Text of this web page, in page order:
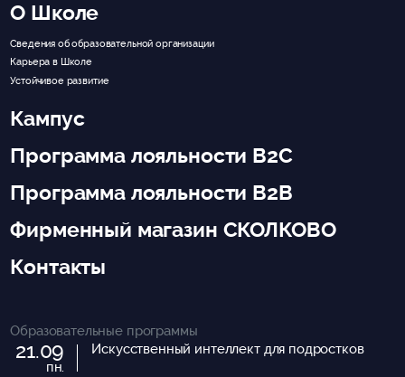
О Школе
Сведения об образовательной организации
Карьера в Школе
Устойчивое развитие
Кампус
Программа лояльности B2C
Программа лояльности B2B
Фирменный магазин СКОЛКОВО
Контакты
Образовательные программы
21.09
пн.
Искусственный интеллект для подростков